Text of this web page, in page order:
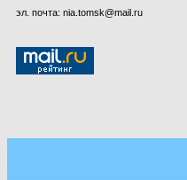
эл. почта: nia.tomsk@mail.ru